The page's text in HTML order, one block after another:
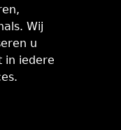
Wij
u
in iedere